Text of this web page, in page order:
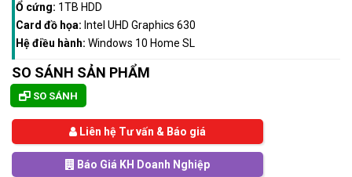
Ổ cứng: 1TB HDD
Card đồ họa: Intel UHD Graphics 630
Hệ điều hành: Windows 10 Home SL
SO SÁNH SẢN PHẨM
SO SÁNH
Liên hệ Tư vấn & Báo giá
Báo Giá KH Doanh Nghiệp